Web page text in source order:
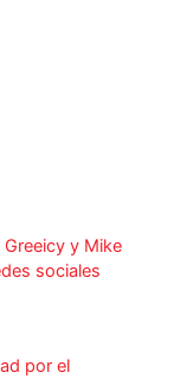
y Mike
sociales
por el